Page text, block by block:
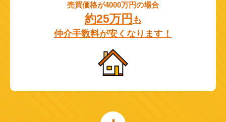
売買価格が4000万円の場合
約25万円 も
仲介手数料が安くなります！